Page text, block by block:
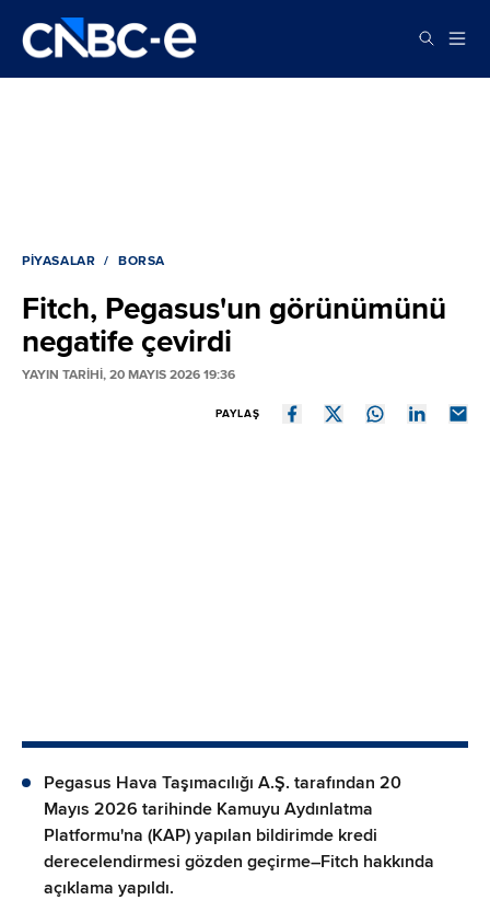
PIYASALAR BORSA
Fitch, Pegasus'un görünümünü
negatife çevirdi
YAYIN TARİHİ, 20 MAYIS 2026 19:36
PAYLAŞ
Pegasus Hava Taşımacılığı A.Ş. tarafından 20
Mayıs 2026 tarihinde Kamuyu Aydınlatma
Platformu'na (KAP) yapılan bildirimde kredi
derecelendirmesi gözden geçirme–Fitch hakkında
açıklama yapıldı.